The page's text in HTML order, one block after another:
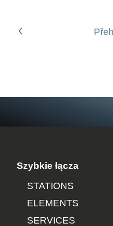
Předchozí článek
Szybkie łącza
STATIONS
ELEMENTS
SERVICES